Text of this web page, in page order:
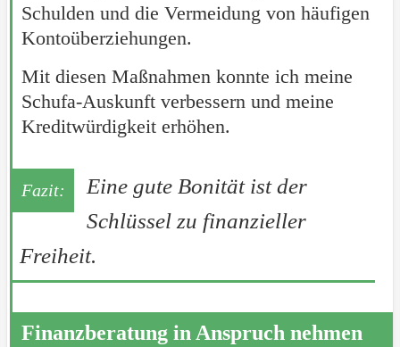
Schulden und die Vermeidung von häufigen
Kontoüberziehungen.
Mit diesen Maßnahmen konnte ich meine
Schufa-Auskunft verbessern und meine
Kreditwürdigkeit erhöhen.
Eine gute Bonität ist der
Schlüssel zu finanzieller
Freiheit.
Finanzberatung in Anspruch nehmen